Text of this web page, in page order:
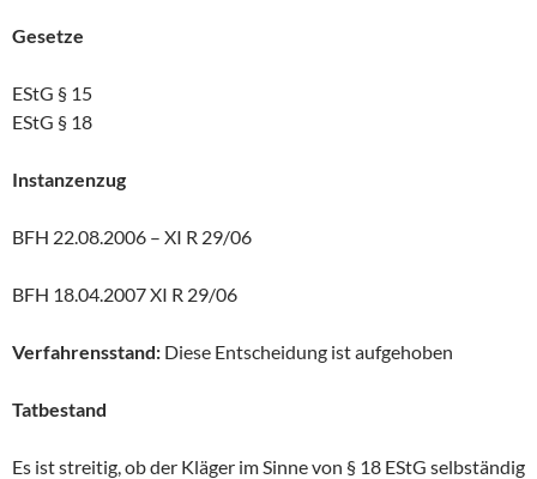
Gesetze
EStG § 15
EStG § 18
Instanzenzug
BFH 22.08.2006 – XI R 29/06
BFH 18.04.2007 XI R 29/06
Verfahrensstand: Diese Entscheidung ist aufgehoben
Tatbestand
Es ist streitig, ob der Kläger im Sinne von § 18 EStG selbständig